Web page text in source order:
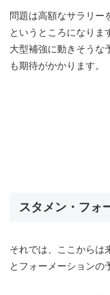
問題は高額なサラリー
というところになりま
大型補強に動きそうな
も期待がかかります。
スタメン・フォ
それでは、ここからは
とフォーメーションの